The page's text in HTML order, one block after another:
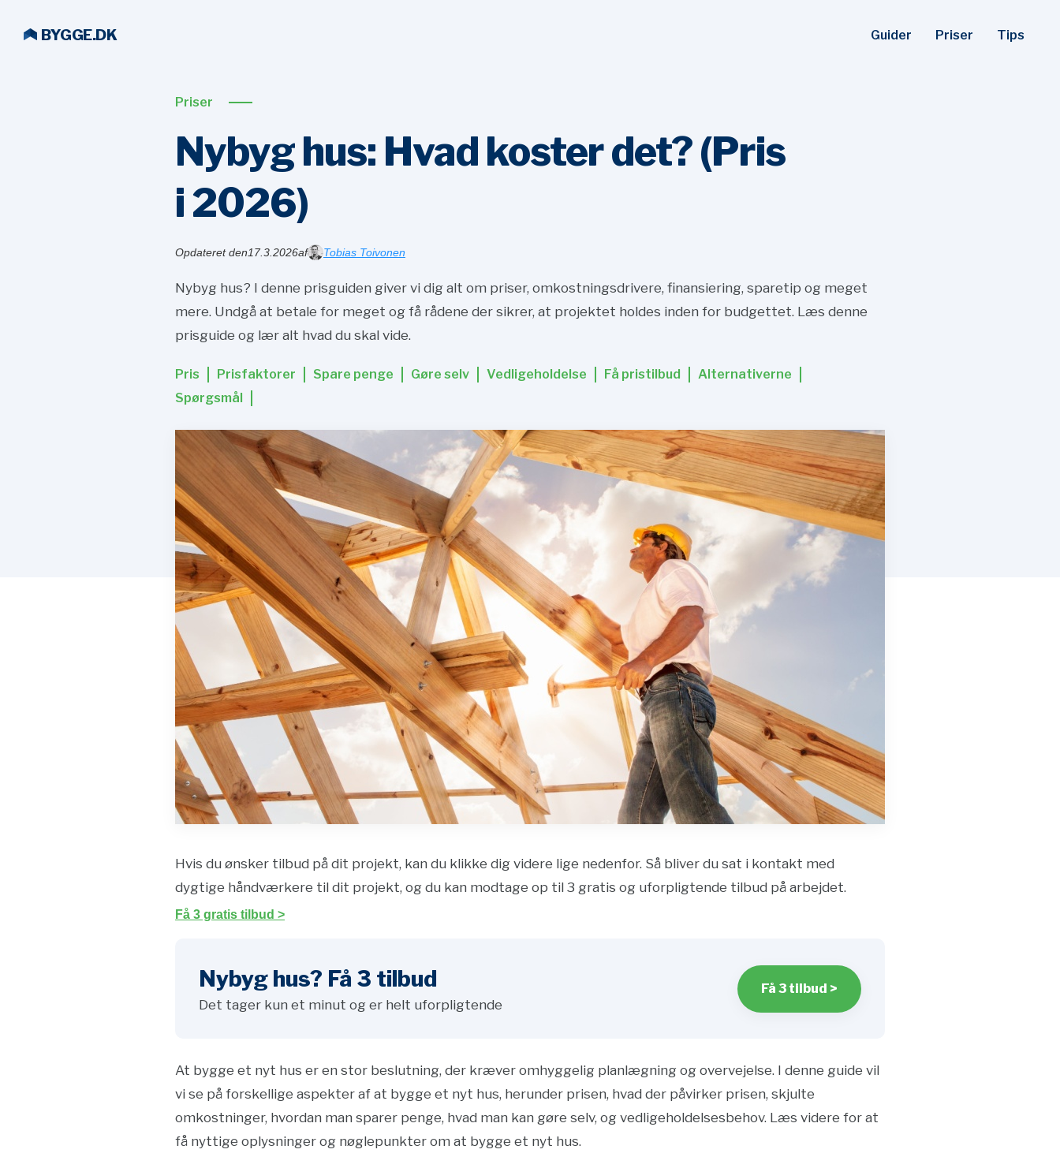
BYGGE.DK Guider Priser Tips
Priser
Nybyg hus: Hvad koster det? (Pris
i 2026)
Opdateret den17.3.2026af Tobias Toivonen
Nybyg hus? I denne prisguiden giver vi dig alt om priser, omkostningsdrivere, finansiering, sparetip og meget
mere. Undgå at betale for meget og få rådene der sikrer, at projektet holdes inden for budgettet. Læs denne
prisguide og lær alt hvad du skal vide.
Pris Prisfaktorer Spare penge Gøre selv Vedligeholdelse Få pristilbud
Alternativerne
Spørgsmål
Hvis du ønsker tilbud på dit projekt, kan du klikke dig videre lige nedenfor. Så bliver du sat i kontakt med
dygtige håndværkere til dit projekt, og du kan modtage op til 3 gratis og uforpligtende tilbud på arbejdet.
Få 3 gratis tilbud >
Nybyg hus? Få 3 tilbud
Det tager kun et minut og er helt uforpligtende
Få 3 tilbud >
At bygge et nyt hus er en stor beslutning, der kræver omhyggelig planlægning og overvejelse. I denne guide vil
vi se på forskellige aspekter af at bygge et nyt hus, herunder prisen, hvad der påvirker prisen, skjulte
omkostninger, hvordan man sparer penge, hvad man kan gøre selv, og vedligeholdelsesbehov. Læs videre for at
få nyttige oplysninger og nøglepunkter om at bygge et nyt hus.